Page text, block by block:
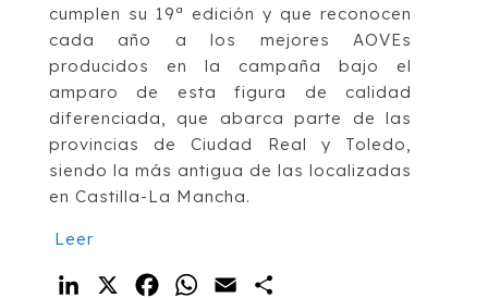
cumplen su 19ª edición y que reconocen
cada año a los mejores AOVEs
producidos en la campaña bajo el
amparo de esta figura de calidad
diferenciada, que abarca parte de las
provincias de Ciudad Real y Toledo,
siendo la más antigua de las localizadas
en Castilla-La Mancha.
Leer
LinkedIn FacebookWhatsApp
Email